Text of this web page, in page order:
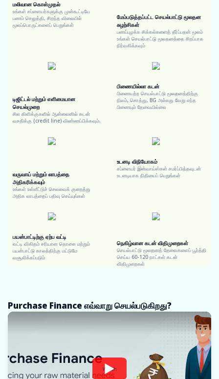
மலிவான கொள்முதல்
உங்கள் சப்ளையர்களுக்கு முன்கூட்டியே
பணம் செலுத்தி, சிறந்த விலையில்
மூலப்பொருட்களைப் பெறுங்கள்
மேம்படுத்தப்பட்ட செயல்பாட்டு மூலதன
சுழற்சிகள்
பணப்புழக்க சிக்கல்களைத் தீர்ப்பதன் மூலம்
உங்கள் செயல்பாட்டு மூலதனத்தை சிறப்பாக
நிர்வகிக்கவும்
டிஜிட்டல் மற்றும் எளிமையான
செயல்முறை
சில கிளிக்குகளில் ஆன்லைனில் கடன்
வசதிக்கு (credit line) விண்ணப்பிக்கவும்.
பிணையில்லா கடன்
பிணையற்ற செயல்பாட்டு மூலதனத்திற்கு
நிலம், சொத்து, BG அல்லது வேறு எந்த
பிணையும் தேவையில்லை
வருவாய் மற்றும் லாபத்தை
அதிகரிக்கவும்
உங்கள் உள்ளீட்டுச் செலவைக் குறைத்து
அதிக லாபத்தைப் பதிவு செய்யுங்கள்
உடனடி விநியோகம்
சப்ளையர் இன்வாய்ஸ்கள் சமர்ப்பித்தவுடன்
உடனடியாக நிதியைப் பெறுங்கள்
பயன்பாட்டிற்கு ஏற்ப வட்டி
வட்டி விகிதம் சரியான தொகை மற்றும்
பயன்பாட்டு காலத்திற்கு மட்டுமே
வசூலிக்கப்படும்
நெகிழ்வான கடன் விதிமுறைகள்
செயல்பாட்டு மூலதனத் தேவைகளைப் பூர்த்தி
செய்ய 60-120 நாட்கள் கடன்
விதிமுறைகள்
Purchase Finance எவ்வாறு செயல்படுகிறது?
Watch